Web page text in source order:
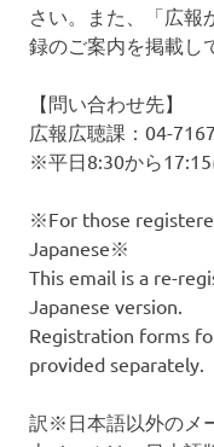
さい。また、「広報
録のご案内を掲載し
【問い合わせ先】
広報広聴課：04-
※平日8:30から
※For those
Japanese※
This email is a re-
Japanese version.
Registration forms
provided separately.
訳※日本語以外のメ